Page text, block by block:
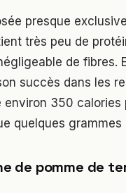
presque
très peu de
de fibres.
succès dans les
350 calories
quelques grammes
de pomme de